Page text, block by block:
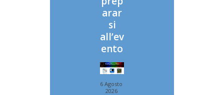
arar
si
all’ev
ento
6 Agosto
2026